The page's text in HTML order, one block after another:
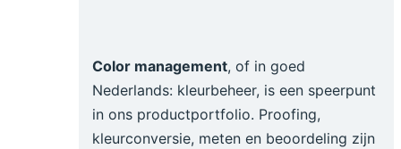
Color management, of in goed
Nederlands: kleurbeheer, is een speerpunt
in ons productportfolio. Proofing,
kleurconversie, meten en beoordeling zijn